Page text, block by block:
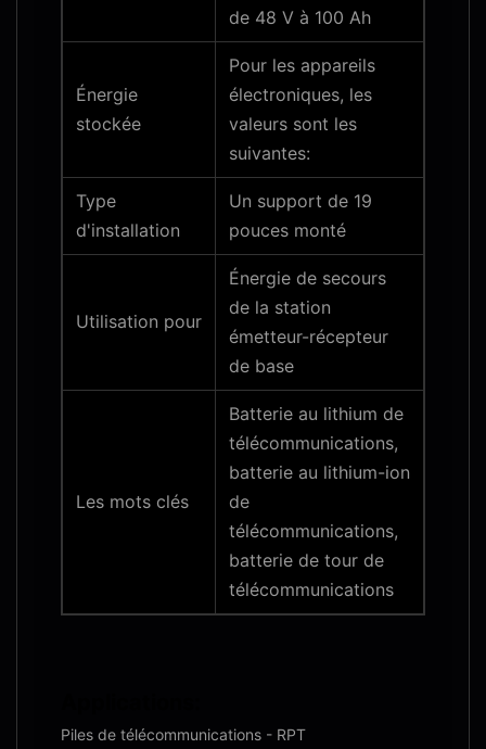
de 48 V à 100 Ah
Énergie
stockée
Pour les appareils
électroniques, les
valeurs sont les
suivantes:
Type
d'installation
Un support de 19
pouces monté
Utilisation pour
Énergie de secours
de la station
émetteur-récepteur
de base
Les mots clés
Batterie au lithium de
télécommunications,
batterie au lithium-ion
de
télécommunications,
batterie de tour de
télécommunications
Piles de télécommunications - RPT